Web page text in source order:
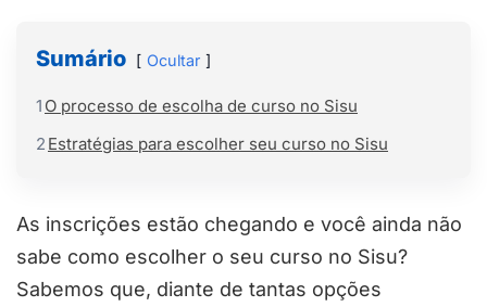
Sumário Ocultar
1 O processo de escolha de curso no Sisu
2 Estratégias para escolher seu curso no Sisu
As inscrições estão chegando e você ainda não
sabe como escolher o seu curso no Sisu?
Sabemos que, diante de tantas opções